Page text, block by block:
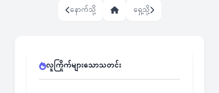
နောက်သို့ ရှေ့သို့
လူကြိုက်များသောသတင်း